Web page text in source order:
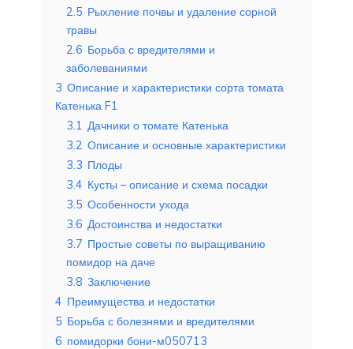
2.5 Рыхление почвы и удаление сорной
травы
2.6 Борьба с вредителями и
заболеваниями
3 Описание и характеристики сорта томата
Катенька F1
3.1 Дачники о томате Катенька
3.2 Описание и основные характеристики
3.3 Плоды
3.4 Кусты – описание и схема посадки
3.5 Особенности ухода
3.6 Достоинства и недостатки
3.7 Простые советы по выращиванию
помидор на даче
3.8 Заключение
4 Преимущества и недостатки
5 Борьба с болезнями и вредителями
6 помидорки бони-м050713